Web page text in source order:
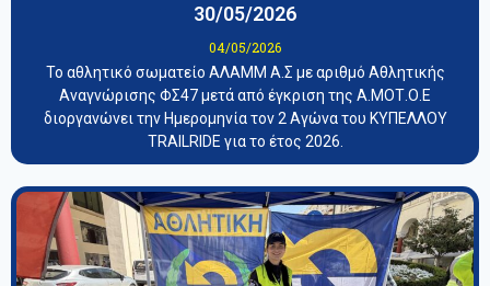
30/05/2026
04/05/2026
Το αθλητικό σωματείο ΑΛΑΜΜ Α.Σ με αριθμό Αθλητικής
Αναγνώρισης ΦΣ47 μετά από έγκριση της Α.ΜΟΤ.Ο.Ε
διοργανώνει την Ημερομηνία τον 2 Αγώνα του ΚΥΠΕΛΛΟΥ
TRAILRIDE για το έτος 2026.